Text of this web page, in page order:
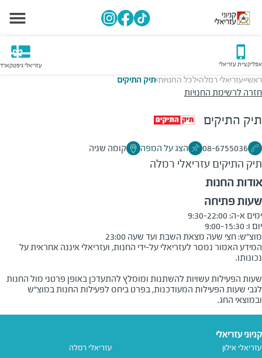
אפליקציית עזריאלי עזריאלי גיפטקארד
ראשי>עזריאלי רמלה>לכל החנויות>תיק התיקים
חזרה לרשימת החנויות
תיק התיקים
08-6755036 הצג על המפה קומה שניה
תיק התיקים עזריאלי רמלה
אודות החנות
שעות פתיחה
מוצ״ש: חצי שעה מצאת השבת ועד שעה 23:00
המידע האמור נמסר לעזריאלי על-ידי החנות, ועזריאלי איננה אחראית על
שעות הפעילות עשויות להשתנות ומומלץ להתעדכן באופן פרטני מול החנות
לגבי שעות הפעילות המעודכנות, בפרט ביחס לפעילות החנות במוצ"ש
ובמוצאי החג.
קניוני עזריאלי
עזריאלי אילון
עזריאלי רמלה